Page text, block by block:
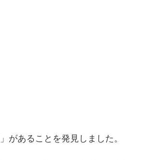
」があることを発見しました。